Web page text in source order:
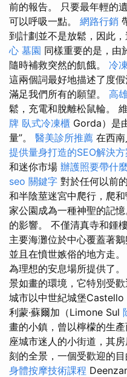
前的報告。 只要最年輕的
可以呼吸一點。 網路行銷
到計劃並不是放鬆，因此
心 墓園 同樣重要的是，由
隨時補救突然的飢餓。 冷
這兩個詞最好地描述了度
滿足我們所有的願望。 高
鬆，充電和脫離松鼠輪。
牌 臥式冷凍櫃 Gorda）是
量”。 醫美診所推薦 在西
提供量身打造的SEO解決方
和迷你市場 辦護照要帶什麼
seo 關鍵字 對於任何以前
和半陰莖迷宮中爬行，爬
家公園成為一種神聖的記
的影響。 不僅清真寺和鍾
主要海灘位於中心覆蓋著
並且在憤世嫉俗的地方走
為理想的安息場所提供了
景如畫的環境，它特別受歡
城市以中世紀城堡Castello
利蒙·蘇爾加（Limone Sul
畫的小鎮，曾以檸檬的生產
座城市迷人的小街道，其
刻的全景，一個受歡迎的目
身體按摩技術課程